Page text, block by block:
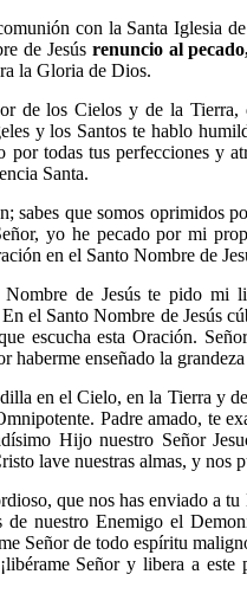
con la Santa Iglesia
de Jesús renuncio al
la Gloria de Dios.
de los Cielos y de la
y los Santos te hablo
por todas tus perfecciones y
Santa.
sabes que somos oprimidos
yo he pecado por mi
en el Santo Nombre de
de Jesús te pido mi
el Santo Nombre de Jesús
escucha esta Oración.
haberme enseñado la
en el Cielo, en la Tierra y
Padre amado, te
Hijo nuestro Señor
lave nuestras almas, y nos
que nos has enviado a
de nuestro Enemigo el
Señor de todo espíritu
Señor y libera a